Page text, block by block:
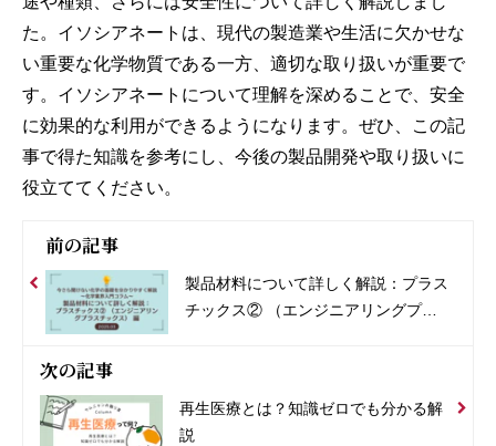
た。イソシアネートは、現代の製造業や生活に欠かせな
い重要な化学物質である一方、適切な取り扱いが重要で
す。イソシアネートについて理解を深めることで、安全
に効果的な利用ができるようになります。ぜひ、この記
事で得た知識を参考にし、今後の製品開発や取り扱いに
役立ててください。
前の記事
製品材料について詳しく解説：プラス
チックス② （エンジニアリングプラ
次の記事
再生医療とは？知識ゼロでも分かる解
説